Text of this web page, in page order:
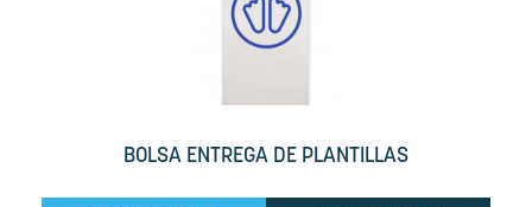
BOLSA ENTREGA DE PLANTILLAS